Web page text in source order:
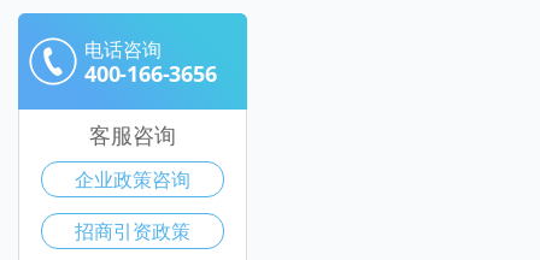
电话咨询
400-166-3656
客服咨询
企业政策咨询
招商引资政策